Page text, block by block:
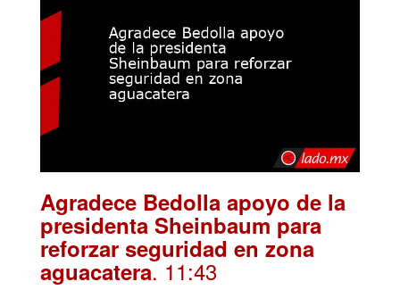
Agradece Bedolla apoyo de la
presidenta Sheinbaum para
reforzar seguridad en zona
aguacatera. 11:43